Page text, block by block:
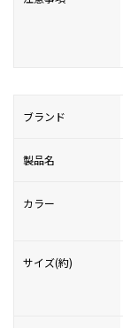
ブランド
製品名
カラー
サイズ(約)